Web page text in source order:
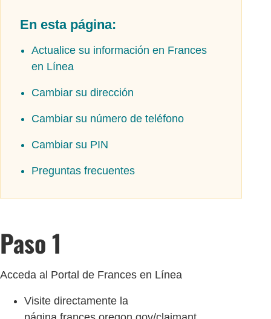
En esta página:
Actualice su información en Frances
en Línea
Cambiar su dirección
Cambiar su número de teléfono
Cambiar su PIN
Preguntas frecuentes
Paso 1
Acceda al Portal de Frances en Línea
Visite directamente la